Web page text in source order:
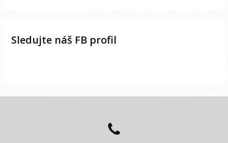
Sledujte náš FB profil